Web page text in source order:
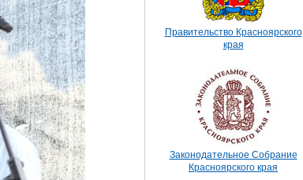
Правительство Красноярского
края
Законодательное Собрание
Красноярского края